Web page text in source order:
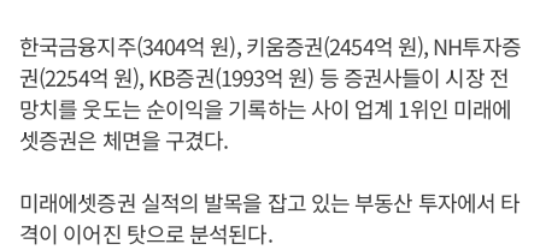
한국금융지주(3404억 원), 키움증권(2454억 원), NH투자증
권(2254억 원), KB증권(1993억 원) 등 증권사들이 시장 전
망치를 웃도는 순이익을 기록하는 사이 업계 1위인 미래에
셋증권은 체면을 구겼다.
미래에셋증권 실적의 발목을 잡고 있는 부동산 투자에서 타
격이 이어진 탓으로 분석된다.